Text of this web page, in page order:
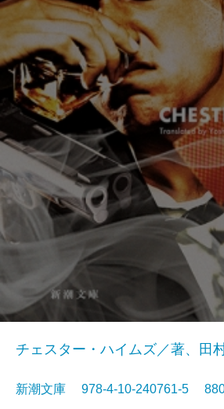
チェスター・ハイムズ／著、田
新潮文庫 978-4-10-240761-5